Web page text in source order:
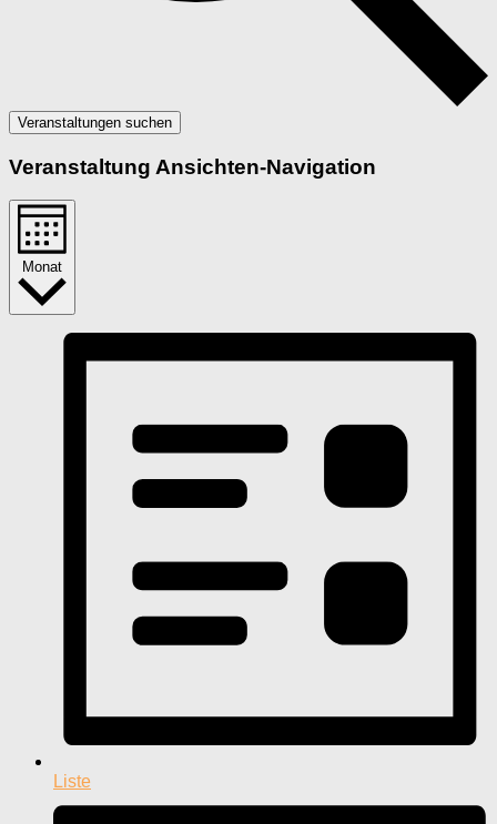
Veranstaltungen suchen
Veranstaltung Ansichten-Navigation
Monat
Liste